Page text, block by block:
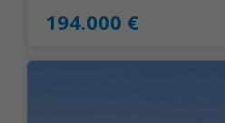
194.000 €